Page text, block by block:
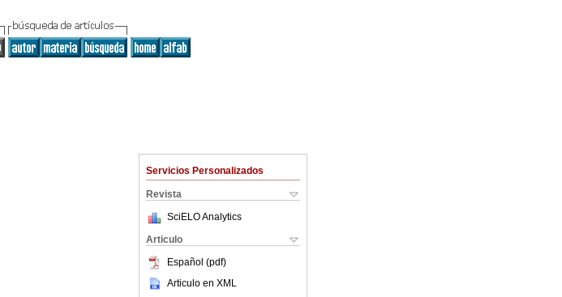
Servicios Personalizados
Revista
SciELO Analytics
Articulo
Español (pdf)
Articulo en XML